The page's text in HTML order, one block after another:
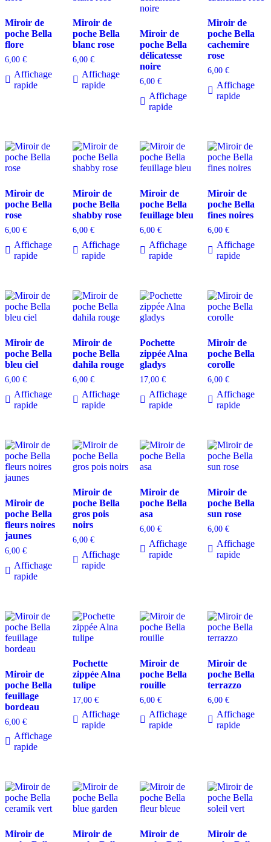
Miroir de
poche Bella
flore
6,00 €
Affichage
rapide
Miroir de
poche Bella
blanc rose
6,00 €
Affichage
rapide
Miroir de
poche Bella
délicatesse
noire
6,00€
Affichage
rapide
Miroir de
poche Bella
cachemire
rose
6,00 €
Affichage
rapide
Miroir de
poche Bella
rose
6,00 €
Affichage
rapide
Miroir de
poche Bella
shabby rose
6,00 €
Affichage
rapide
Miroir de
poche Bella
feuillage bleu
6,00€
Affichage
rapide
Miroir de
poche Bella
fines noires
6,00 €
Affichage
rapide
Miroir de
poche Bella
bleu ciel
6,00 €
Affichage
rapide
Miroir de
poche Bella
dahila rouge
6,00 €
Affichage
rapide
Pochette
zippée Alna
gladys
17,00€
Affichage
rapide
Miroir de
poche Bella
corolle
6,00 €
Affichage
rapide
Miroir de
poche Bella
fleurs noires
jaunes
6,00 €
Affichage
rapide
Miroir de
poche Bella
gros pois
noirs
6,00 €
Affichage
rapide
Miroir de
poche Bella
asa
6,00€
Affichage
rapide
Miroir de
poche Bella
sun rose
6,00 €
Affichage
rapide
Miroir de
poche Bella
feuillage
bordeau
6,00 €
Affichage
rapide
Pochette
zippée Alna
tulipe
17,00 €
Affichage
rapide
Miroir de
poche Bella
rouille
6,00€
Affichage
rapide
Miroir de
poche Bella
terrazzo
6,00 €
Affichage
rapide
Miroir de
Miroir de
Miroir de
Miroir de